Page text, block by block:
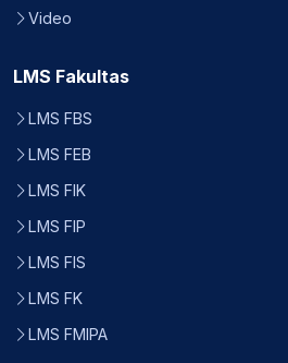
Video
LMS Fakultas
LMS FBS
LMS FEB
LMS FIK
LMS FIP
LMS FIS
LMS FK
LMS FMIPA